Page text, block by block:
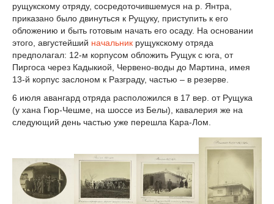
рущукскому отряду, сосредоточившемуся на р. Янтра,
приказано было двинуться к Рущуку, приступить к его
обложению и быть готовым начать его осаду. На основании
этого, августейший начальник рущукскому отряда
предполагал: 12-м корпусом обложить Рущук с юга, от
Пиргоса через Кадыкиой, Червено-воды до Мартина, имея
13-й корпус заслоном к Разграду, частью – в резерве.
6 июля авангард отряда расположился в 17 вер. от Рущука
(у хана Гюр-Чешме, на шоссе из Белы), кавалерия же на
следующий день частью уже перешла Кара-Лом.